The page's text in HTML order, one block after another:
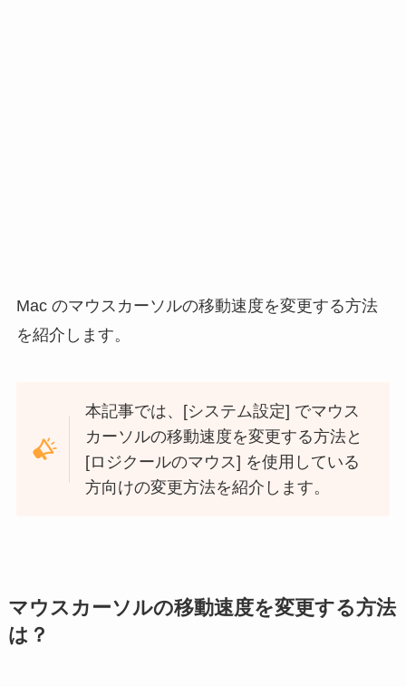
Mac のマウスカーソルの移動速度を変更する方法
を紹介します。
本記事では、[システム設定] でマウス
カーソルの移動速度を変更する方法と
[ロジクールのマウス] を使用している
方向けの変更方法を紹介します。
マウスカーソルの移動速度を変更する方法
は？